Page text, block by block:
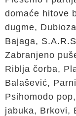
domaće hitove
dugme,
Bajaga,
Zabranjeno
Riblja čorba,
Balašević,
Psihomodo
jabuka, Brkovi,